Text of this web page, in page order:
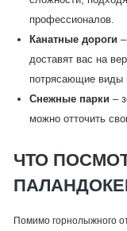
профессионалов.
Канатные дороги
доставят вас на
потрясающие виды
Снежные парки –
можно отточить
ЧТО
Помимо горнолыжного